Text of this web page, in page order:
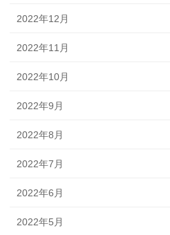
2022年12月
2022年11月
2022年10月
2022年9月
2022年8月
2022年7月
2022年6月
2022年5月